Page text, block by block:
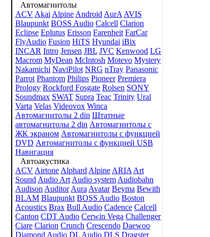
Автомагнитолы
ACV Akai Alpine Android AurA AVIS
Blaupunkt BOSS Audio Calcell Clarion
Eclipse Eplutus Erisson Farenheit FarCar
FlyAudio Fusion HiTS Hyundai iBix
INCAR Intro Jensen JBL JVC Kenwood LG
Macrom MyDean McIntosh Motevo Mystery
Nakamichi NaviPilot NRG nTray Panasonic
Parrot Phantom Philips Pioneer Premiera
Prology Rockford Fosgate Rolsen SONY
Soundmax SWAT Supra Teac Trinity Ural
Varta Velas Videovox Winca
Автомагнитолы 2 din Штатные
автомагнитолы 2 din Автомагнитолы с
ЖК экраном Автомагнитолы с функцией
DVD Автомагнитолы с функцией USB
Навигация
Автоакустика
ACV Airtone Alphard Alpine ARIA Art
Sound Audio Art Audio system Audiobahn
Audison Auditor Aura Avatar Beyma Bewith
BLAM Blaupunkt BOSS Audio Boston
Acoustics Brax Bull Audio Cadence Calcell
Canton CDT Audio Cerwin Vega Challenger
Ciare Clarion Crunch Crescendo Daewoo
Diamond Audio DL Audio DLS Dragster